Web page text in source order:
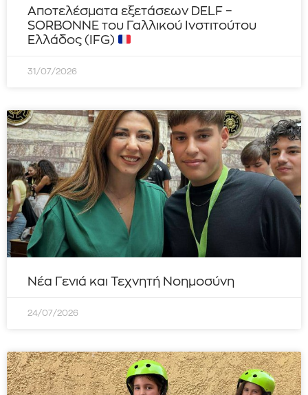
Αποτελέσματα εξετάσεων DELF –
SORBONNE του Γαλλικού Ινστιτούτου
Ελλάδος (IFG)
31/07/2026
Νέα Γενιά και Τεχνητή Νοημοσύνη
24/07/2026